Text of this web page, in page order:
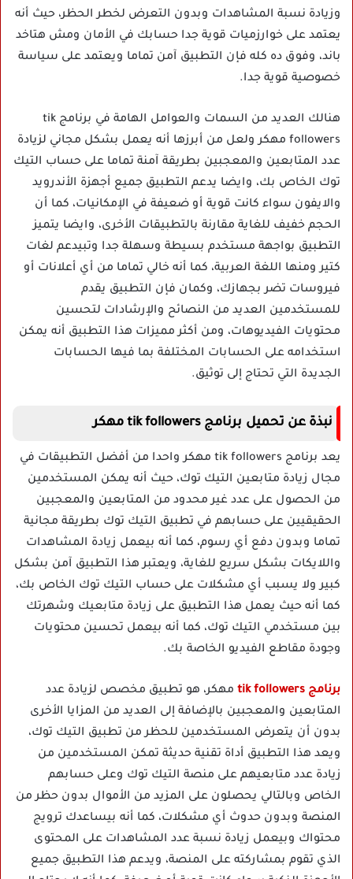
وزيادة نسبة المشاهدات وبدون التعرض لخطر الحظر، حيث أنه
يعتمد على خوارزميات قوية جدا حسابك في الأمان ومش هتاخد
باند، وفوق ده كله فإن التطبيق آمن تماما ويعتمد على سياسة
خصوصية قوية جدا.
هنالك العديد من السمات والعوامل الهامة في برنامج tik
followers مهكر ولعل من أبرزها أنه يعمل بشكل مجاني لزيادة
عدد المتابعين والمعجبين بطريقة آمنة تماما على حساب التيك
توك الخاص بك، وايضا يدعم التطبيق جميع أجهزة الأندرويد
والايفون سواء كانت قوية أو ضعيفة في الإمكانيات، كما أن
الحجم خفيف للغاية مقارنة بالتطبيقات الأخرى، وايضا يتميز
التطبيق بواجهة مستخدم بسيطة وسهلة جدا وتبيدعم لغات
كتير ومنها اللغة العربية، كما أنه خالي تماما من أي أعلانات أو
فيروسات تضر بجهازك، وكمان فإن التطبيق يقدم
للمستخدمين العديد من النصائح والإرشادات لتحسين
محتويات الفيديوهات، ومن أكثر مميزات هذا التطبيق أنه يمكن
استخدامه على الحسابات المختلفة بما فيها الحسابات
الجديدة التي تحتاج إلى توثيق.
نبذة عن تحميل برنامج tik followers مهكر
يعد برنامج tik followers مهكر واحدا من أفضل التطبيقات في
مجال زيادة متابعين التيك توك، حيث أنه يمكن المستخدمين
من الحصول على عدد غير محدود من المتابعين والمعجبين
الحقيقيين على حسابهم في تطبيق التيك توك بطريقة مجانية
تماما وبدون دفع أي رسوم، كما أنه بيعمل زيادة المشاهدات
واللايكات بشكل سريع للغاية، ويعتبر هذا التطبيق آمن بشكل
كبير ولا يسبب أي مشكلات على حساب التيك توك الخاص بك،
كما أنه حيث يعمل هذا التطبيق على زيادة متابعيك وشهرتك
بين مستخدمي التيك توك، كما أنه بيعمل تحسين محتويات
وجودة مقاطع الفيديو الخاصة بك.
برنامج tik followers
مهكر، هو تطبيق مخصص لزيادة عدد
المتابعين والمعجبين بالإضافة إلى العديد من المزايا الأخرى
بدون أن يتعرض المستخدمين للحظر من تطبيق التيك توك،
ويعد هذا التطبيق أداة تقنية حديثة تمكن المستخدمين من
زيادة عدد متابعيهم على منصة التيك توك وعلى حسابهم
الخاص وبالتالي يحصلون على المزيد من الأموال بدون حظر من
المنصة وبدون حدوث أي مشكلات، كما أنه بيساعدك ترويج
محتواك وبيعمل زيادة نسبة عدد المشاهدات على المحتوى
الذي تقوم بمشاركته على المنصة، ويدعم هذا التطبيق جميع